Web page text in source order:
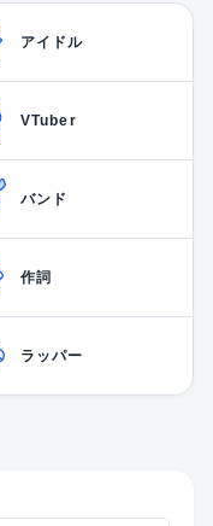
アイドル
VTuber
バンド
作詞
ラッパー